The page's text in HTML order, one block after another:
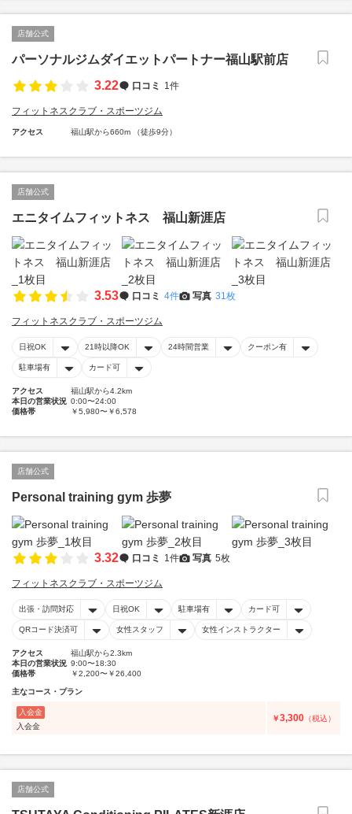
店舗公式
パーソナルジムダイエットパートナー福山駅前店
3.22
口コミ 1件
フィットネスクラブ・スポーツジム
アクセス 福山駅から660m （徒歩9分）
店舗公式
エニタイムフィットネス 福山新涯店
3.53 口コミ 4件 写真 31枚
フィットネスクラブ・スポーツジム
日祝OK 21時以降OK 24時間営業 クーポン有
駐車場有 カード可
アクセス
福山駅から4.2km
本日の営業状況 0:00〜24:00
価格帯
￥5,980〜￥6,578
店舗公式
Personal training gym 歩夢
3.32 口コミ 1件 写真 5枚
フィットネスクラブ・スポーツジム
出張・訪問対応 日祝OK 駐車場有 カード可
QRコード決済可 女性スタッフ 女性インストラクター
アクセス
福山駅から2.3km
本日の営業状況 9:00〜18:30
価格帯
￥2,200〜￥26,400
主なコース・プラン
入会金
入会金
￥3,300 （税込）
店舗公式